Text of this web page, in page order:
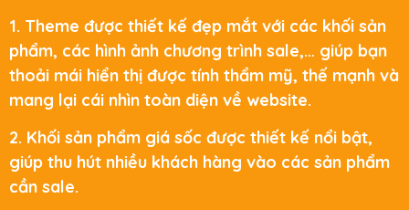
1. Theme được thiết kế đẹp mắt với các khối sản
phẩm, các hình ảnh chương trình sale,… giúp bạn
thoải mái hiển thị được tính thẩm mỹ, thế mạnh và
mang lại cái nhìn toàn diện về website.
2. Khối sản phẩm giá sốc được thiết kế nổi bật,
giúp thu hút nhiều khách hàng vào các sản phẩm
cần sale.​